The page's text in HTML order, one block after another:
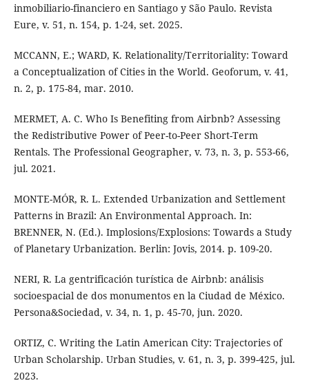
inmobiliario-financiero en Santiago y São Paulo. Revista
Eure, v. 51, n. 154, p. 1-24, set. 2025.
MCCANN, E.; WARD, K. Relationality/Territoriality: Toward
a Conceptualization of Cities in the World. Geoforum, v. 41,
n. 2, p. 175-84, mar. 2010.
MERMET, A. C. Who Is Benefiting from Airbnb? Assessing
the Redistributive Power of Peer-to-Peer Short-Term
Rentals. The Professional Geographer, v. 73, n. 3, p. 553-66,
jul. 2021.
MONTE-MÓR, R. L. Extended Urbanization and Settlement
Patterns in Brazil: An Environmental Approach. In:
BRENNER, N. (Ed.). Implosions/Explosions: Towards a Study
of Planetary Urbanization. Berlin: Jovis, 2014. p. 109-20.
NERI, R. La gentrificación turística de Airbnb: análisis
socioespacial de dos monumentos en la Ciudad de México.
Persona&Sociedad, v. 34, n. 1, p. 45-70, jun. 2020.
ORTIZ, C. Writing the Latin American City: Trajectories of
Urban Scholarship. Urban Studies, v. 61, n. 3, p. 399-425, jul.
2023.